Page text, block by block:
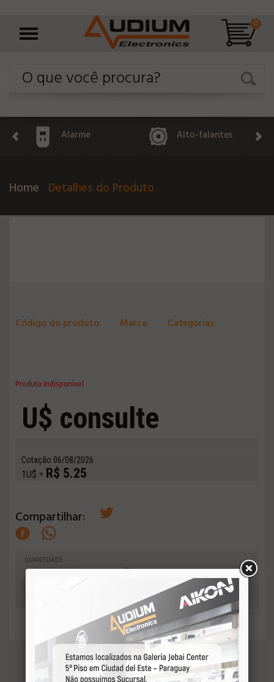
0
Alarme Alto-falantes
Home Detalhes do Produto
Código do produto: Marca: Categorias:
Produto Indisponível
U$ consulte
Cotação 06/08/2026
1U$ = R$ 5.25
Compartilhar:
QUANTIDADE
+ Adicionar
ao orçamento